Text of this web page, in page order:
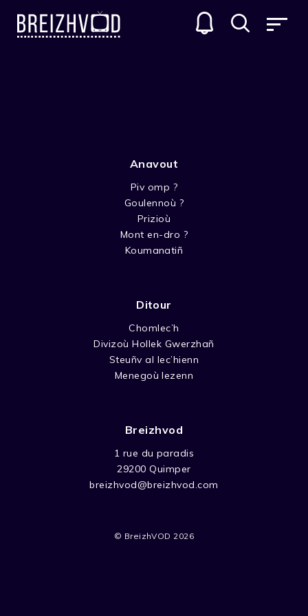
TROIOÙ-KAER
Anavout
Piv omp ?
Goulennoù ?
Prizioù
Mont en-dro ?
Koumanatiñ
Ditour
Chomlec’h
Divizoù Hollek Gwerzhañ
Steuñv al lec’hienn
Menegoù lezenn
Breizhvod
1 rue du paradis
29200 Quimper
breizhvod@breizhvod.com
© BreizhVOD 2026